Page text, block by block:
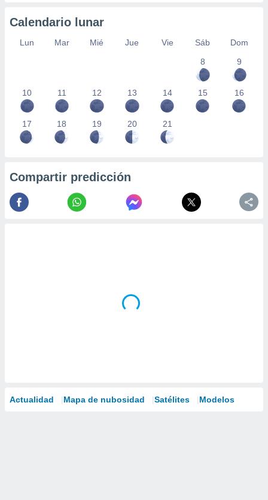
Calendario lunar
Lun Mar Mié Jue Vie Sáb
Dom
8
9
10 11 12 13 14 15 16
17 18 19 20 21
Compartir predicción
Actualidad Mapa de nubosidad Satélites Modelos